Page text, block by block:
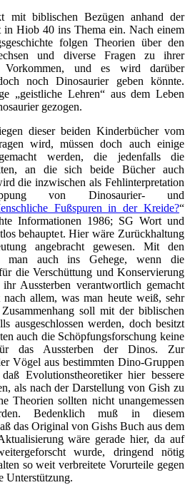
mit biblischen Bezügen anhand der
in Hiob 40 ins Thema ein. Nach einem
folgen Theorien über den
und diverse Fragen zu ihrer
Vorkommen, und es wird darüber
noch Dinosaurier geben könnte.
„geistliche Lehren“ aus dem Leben
gezogen.
dieser beiden Kinderbücher vom
wird, müssen doch auch einige
werden, die jedenfalls die
an die sich beide Bücher auch
die inzwischen als Fehlinterpretation
von Dinosaurier- und
Fußspuren in der Kreide?“
Informationen 1986; SG Wort und
behauptet. Hier wäre Zurückhaltung
angebracht gewesen. Mit den
man auch ins Gehege, wenn die
die Verschüttung und Konservierung
Aussterben verantwortlich gemacht
allem, was man heute weiß, sehr
Zusammenhang soll mit der biblischen
ausgeschlossen werden, doch besitzt
auch die Schöpfungsforschung keine
das Aussterben der Dinos. Zur
Vögel aus bestimmten Dino-Gruppen
Evolutionstheoretiker hier bessere
als nach der Darstellung von Gish zu
Theorien sollten nicht unangemessen
Bedenklich muß in diesem
das Original von Gishs Buch aus dem
wäre gerade hier, da auf
wurde, dringend nötig
so weit verbreitete Vorurteile gegen
Unterstützung.